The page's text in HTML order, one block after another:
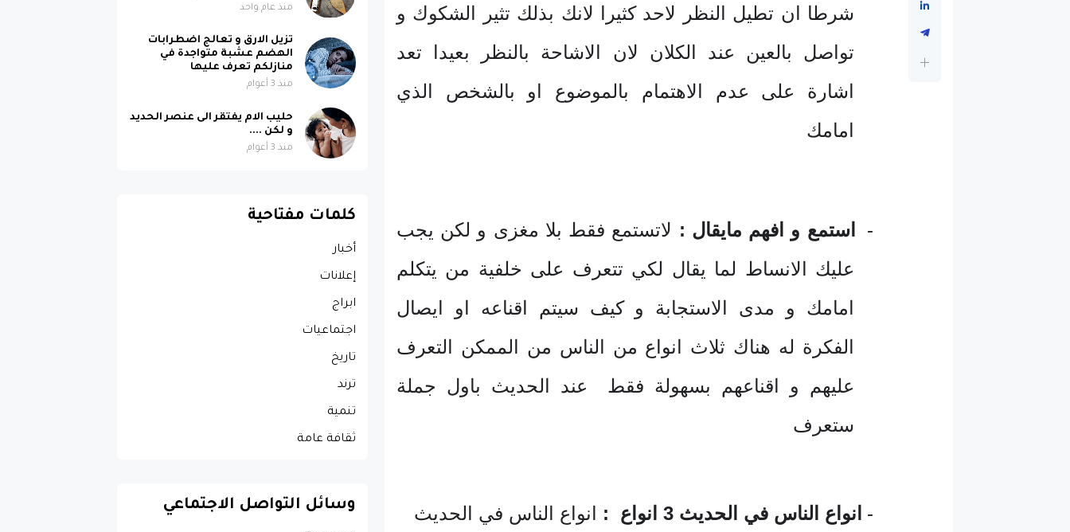
شرطا ان تطيل النظر لاحد كثيرا لانك بذلك تثير الشكوك و
تواصل بالعين عند الكلان لان الاشاحة بالنظر بعيدا تعد
اشارة على عدم الاهتمام بالموضوع او بالشخص الذي
امامك
- استمع و افهم مايقال : لاتستمع فقط بلا مغزى و لكن يجب
عليك الانساط لما يقال لكي تتعرف على خلفية من يتكلم
امامك و مدى الاستجابة و كيف سيتم اقناعه او ايصال
الفكرة له هناك ثلاث انواع من الناس من الممكن التعرف
عليهم و اقناعهم بسهولة فقط عند الحديث باول جملة
ستعرف
- انواع الناس في الحديث 3 انواع :
انواع الناس في الحديث
منذ عام واحد
تزيل الارق و تعالج اضطرابات
الهضم عشبة متواجدة في
منازلكم تعرف عليها
منذ 3 أعوام
حليب الام يفتقر الى عنصر الحديد
و لكن ....
منذ 3 أعوام
كلمات مفتاحية
أخبار
إعلانات
ابراج
اجتماعيات
تاريخ
ترند
تنمية
ثقافة عامة
وسائل التواصل الاجتماعي